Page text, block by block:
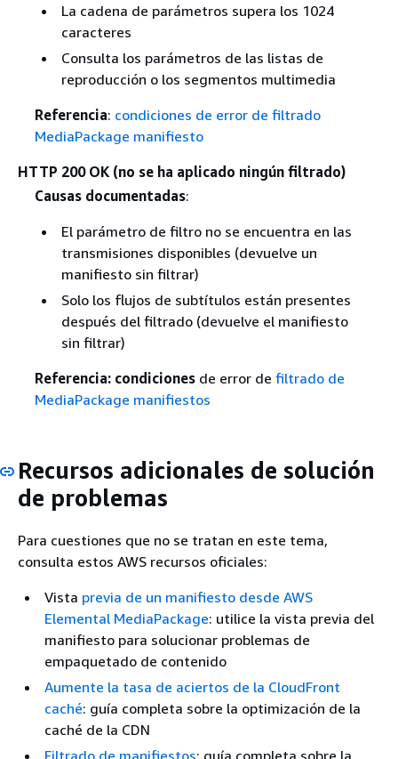
La cadena de parámetros supera los 1024
caracteres
Consulta los parámetros de las listas de
reproducción o los segmentos multimedia
Referencia: condiciones de error de filtrado
MediaPackage manifiesto
HTTP 200 OK (no se ha aplicado ningún filtrado)
Causas documentadas:
El parámetro de filtro no se encuentra en las
transmisiones disponibles (devuelve un
manifiesto sin filtrar)
Solo los flujos de subtítulos están presentes
después del filtrado (devuelve el manifiesto
sin filtrar)
Referencia: condicionesde error de filtrado de
MediaPackage manifiestos
Recursos adicionales de solución
de problemas
Para cuestiones que no se tratan en este tema,
consulta estos AWS recursos oficiales:
Vista previa de un manifiesto desde AWS
Elemental MediaPackage: utilice la vista previa del
manifiesto para solucionar problemas de
empaquetado de contenido
Aumente la tasa de aciertos de la CloudFront
caché: guía completa sobre la optimización de la
caché de la CDN
Filtrado de manifiestos: guía completa sobre la